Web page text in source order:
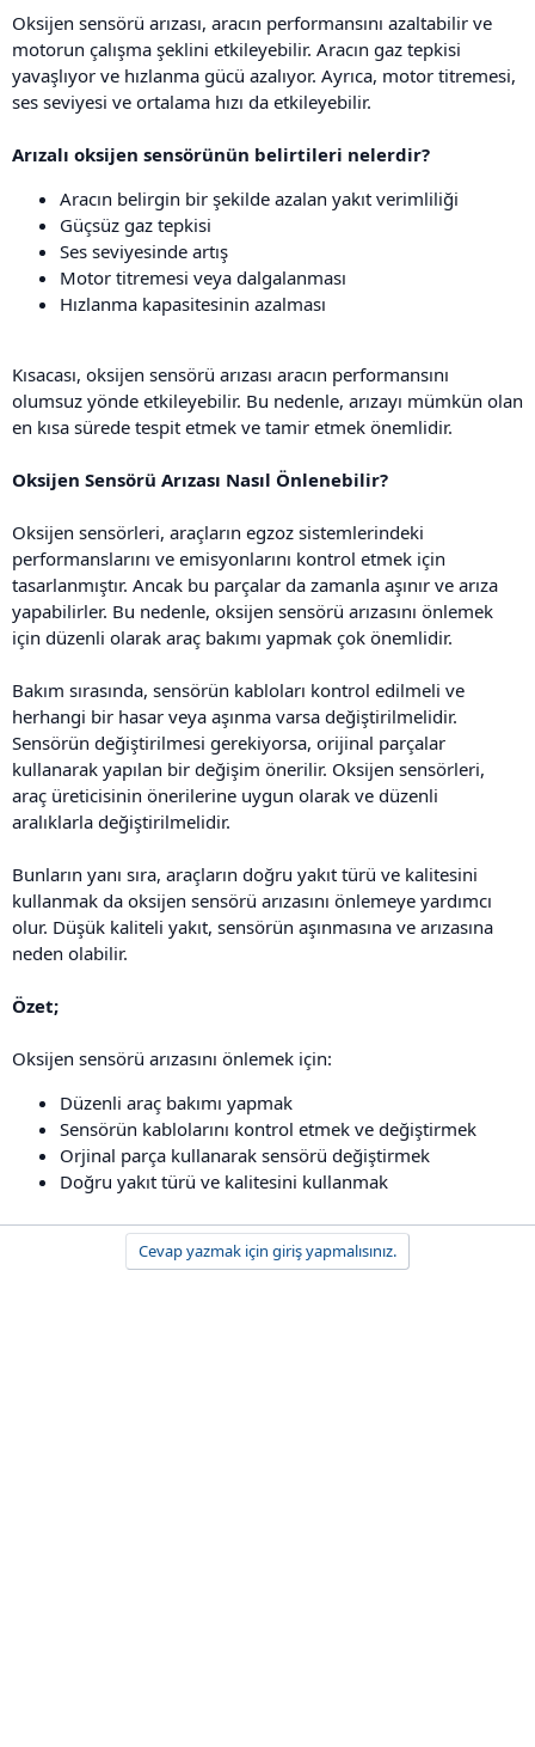
Oksijen sensörü arızası, aracın performansını azaltabilir ve
motorun çalışma şeklini etkileyebilir. Aracın gaz tepkisi
yavaşlıyor ve hızlanma gücü azalıyor. Ayrıca, motor titremesi,
ses seviyesi ve ortalama hızı da etkileyebilir.
Arızalı oksijen sensörünün belirtileri nelerdir?
Aracın belirgin bir şekilde azalan yakıt verimliliği
Güçsüz gaz tepkisi
Ses seviyesinde artış
Motor titremesi veya dalgalanması
Hızlanma kapasitesinin azalması
Kısacası, oksijen sensörü arızası aracın performansını
olumsuz yönde etkileyebilir. Bu nedenle, arızayı mümkün olan
en kısa sürede tespit etmek ve tamir etmek önemlidir.
Oksijen Sensörü Arızası Nasıl Önlenebilir?
Oksijen sensörleri, araçların egzoz sistemlerindeki
performanslarını ve emisyonlarını kontrol etmek için
tasarlanmıştır. Ancak bu parçalar da zamanla aşınır ve arıza
yapabilirler. Bu nedenle, oksijen sensörü arızasını önlemek
için düzenli olarak araç bakımı yapmak çok önemlidir.
Bakım sırasında, sensörün kabloları kontrol edilmeli ve
herhangi bir hasar veya aşınma varsa değiştirilmelidir.
Sensörün değiştirilmesi gerekiyorsa, orijinal parçalar
kullanarak yapılan bir değişim önerilir. Oksijen sensörleri,
araç üreticisinin önerilerine uygun olarak ve düzenli
aralıklarla değiştirilmelidir.
Bunların yanı sıra, araçların doğru yakıt türü ve kalitesini
kullanmak da oksijen sensörü arızasını önlemeye yardımcı
olur. Düşük kaliteli yakıt, sensörün aşınmasına ve arızasına
neden olabilir.
Özet;
Oksijen sensörü arızasını önlemek için:
Düzenli araç bakımı yapmak
Sensörün kablolarını kontrol etmek ve değiştirmek
Orjinal parça kullanarak sensörü değiştirmek
Doğru yakıt türü ve kalitesini kullanmak
Cevap yazmak için giriş yapmalısınız.